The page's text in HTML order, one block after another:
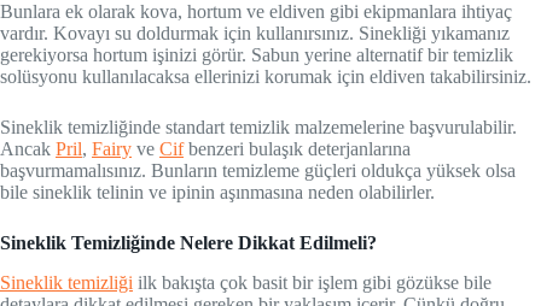
Bunlara ek olarak kova, hortum ve eldiven gibi ekipmanlara ihtiyaç
vardır. Kovayı su doldurmak için kullanırsınız. Sinekliği yıkamanız
gerekiyorsa hortum işinizi görür. Sabun yerine alternatif bir temizlik
solüsyonu kullanılacaksa ellerinizi korumak için eldiven takabilirsiniz.
Sineklik temizliğinde standart temizlik malzemelerine başvurulabilir.
Ancak Pril, Fairy ve Cifbenzeri bulaşık deterjanlarına
başvurmamalısınız. Bunların temizleme güçleri oldukça yüksek olsa
bile sineklik telinin ve ipinin aşınmasına neden olabilirler.
Sineklik Temizliğinde Nelere Dikkat Edilmeli?
Sineklik temizliği ilk bakışta çok basit bir işlem gibi gözükse bile